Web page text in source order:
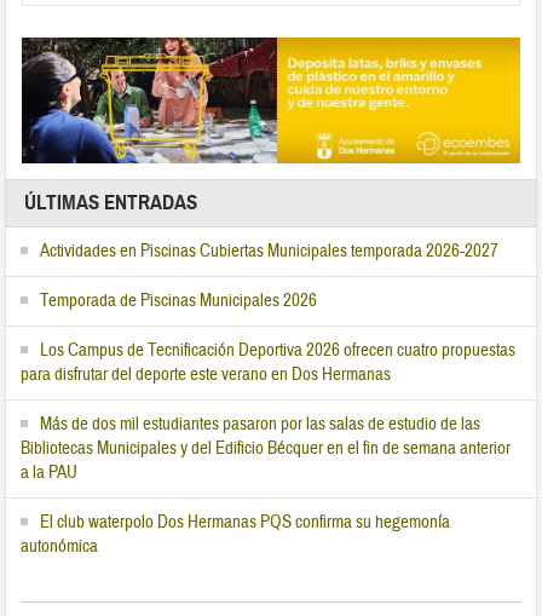
ÚLTIMAS ENTRADAS
Actividades en Piscinas Cubiertas Municipales temporada 2026-2027
Temporada de Piscinas Municipales 2026
Los Campus de Tecnificación Deportiva 2026 ofrecen cuatro propuestas
para disfrutar del deporte este verano en Dos Hermanas
Más de dos mil estudiantes pasaron por las salas de estudio de las
Bibliotecas Municipales y del Edificio Bécquer en el fin de semana anterior
a la PAU
El club waterpolo Dos Hermanas PQS confirma su hegemonía
autonómica